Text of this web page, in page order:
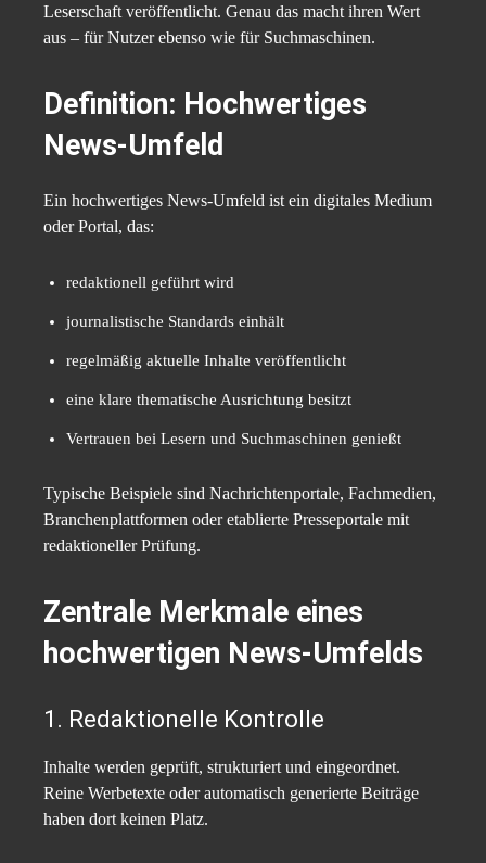
Leserschaft veröffentlicht. Genau das macht ihren Wert
aus – für Nutzer ebenso wie für Suchmaschinen.
Definition: Hochwertiges
News-Umfeld
Ein hochwertiges News-Umfeld ist ein digitales Medium
oder Portal, das:
redaktionell geführt wird
journalistische Standards einhält
regelmäßig aktuelle Inhalte veröffentlicht
eine klare thematische Ausrichtung besitzt
Vertrauen bei Lesern und Suchmaschinen genießt
Typische Beispiele sind Nachrichtenportale, Fachmedien,
Branchenplattformen oder etablierte Presseportale mit
redaktioneller Prüfung.
Zentrale Merkmale eines
hochwertigen News-Umfelds
1. Redaktionelle Kontrolle
Inhalte werden geprüft, strukturiert und eingeordnet.
Reine Werbetexte oder automatisch generierte Beiträge
haben dort keinen Platz.